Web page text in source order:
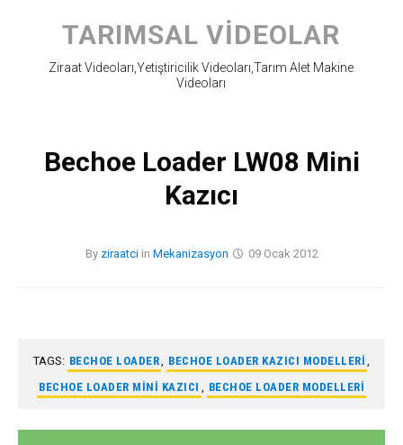
content
TARIMSAL VIDEOLAR
Ziraat Videoları,Yetiştiricilik Videoları,Tarım Alet Makine
Videoları
Bechoe Loader LW08 Mini
Kazıcı
By ziraatciin Mekanizasyon 09 Ocak 2012
TAGS: BECHOE LOADER, BECHOE LOADER KAZICI MODELLERI ,
BECHOE LOADER MINI KAZICI , BECHOE LOADER MODELLERI